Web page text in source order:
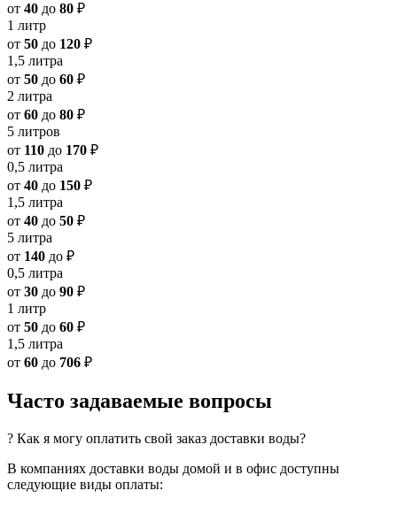
от 40 до 80 ₽
1 литр
от 50 до 120 ₽
1,5 литра
от 50 до 60 ₽
2 литра
от 60 до 80 ₽
5 литров
от 110 до 170 ₽
0,5 литра
от 40 до 150 ₽
1,5 литра
от 40 до 50 ₽
5 литра
от 140 до ₽
0,5 литра
от 30 до 90 ₽
1 литр
от 50 до 60 ₽
1,5 литра
от 60 до 706 ₽
Часто задаваемые вопросы
? Как я могу оплатить свой заказ доставки воды?
В компаниях доставки воды домой и в офис доступны
следующие виды оплаты: